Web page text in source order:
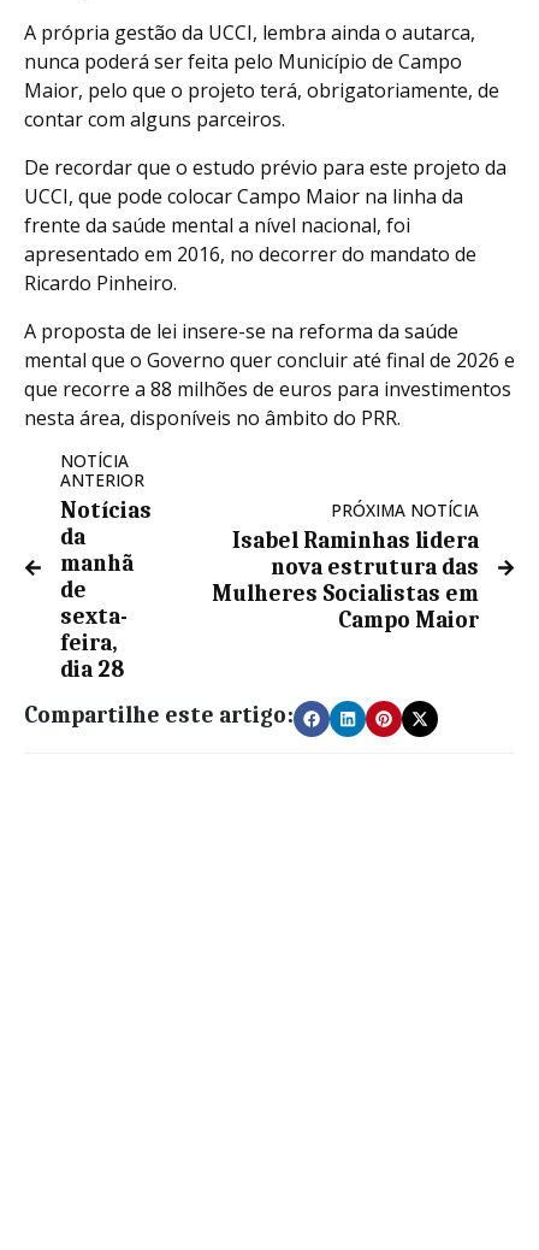
A própria gestão da UCCI, lembra ainda o autarca,
nunca poderá ser feita pelo Município de Campo
Maior, pelo que o projeto terá, obrigatoriamente, de
contar com alguns parceiros.
De recordar que o estudo prévio para este projeto da
UCCI, que pode colocar Campo Maior na linha da
frente da saúde mental a nível nacional, foi
apresentado em 2016, no decorrer do mandato de
Ricardo Pinheiro.
A proposta de lei insere-se na reforma da saúde
mental que o Governo quer concluir até final de 2026 e
que recorre a 88 milhões de euros para investimentos
nesta área, disponíveis no âmbito do PRR.
NOTÍCIA
ANTERIOR
Notícias
da
manhã
de
sexta-
feira,
dia 28
PRÓXIMA NOTÍCIA
Isabel Raminhas lidera
nova estrutura das
Mulheres Socialistas em
Campo Maior
Compartilhe este artigo: